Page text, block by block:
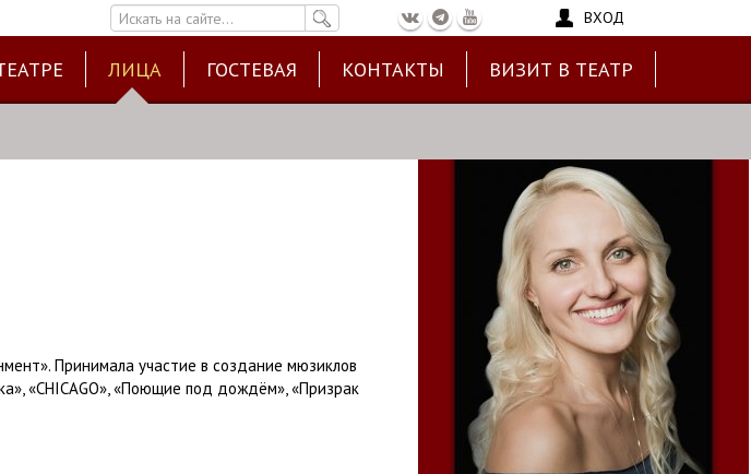
ВХОД
ЛИЦА ГОСТЕВАЯ КОНТАКТЫ ВИЗИТ В ТЕАТР
Принимала участие в создание мюзиклов
«CHICAGO», «Поющие под дождём», «Призрак